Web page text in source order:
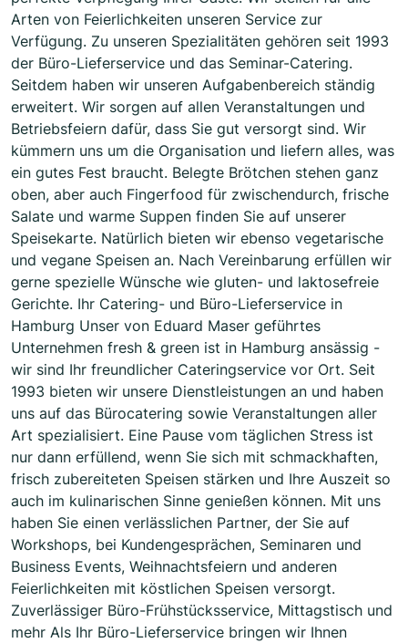
Arten von Feierlichkeiten unseren Service zur
Verfügung. Zu unseren Spezialitäten gehören seit 1993
der Büro-Lieferservice und das Seminar-Catering.
Seitdem haben wir unseren Aufgabenbereich ständig
erweitert. Wir sorgen auf allen Veranstaltungen und
Betriebsfeiern dafür, dass Sie gut versorgt sind. Wir
kümmern uns um die Organisation und liefern alles, was
ein gutes Fest braucht. Belegte Brötchen stehen ganz
oben, aber auch Fingerfood für zwischendurch, frische
Salate und warme Suppen finden Sie auf unserer
Speisekarte. Natürlich bieten wir ebenso vegetarische
und vegane Speisen an. Nach Vereinbarung erfüllen wir
gerne spezielle Wünsche wie gluten- und laktosefreie
Gerichte. Ihr Catering- und Büro-Lieferservice in
Hamburg Unser von Eduard Maser geführtes
Unternehmen fresh & green ist in Hamburg ansässig -
wir sind Ihr freundlicher Cateringservice vor Ort. Seit
1993 bieten wir unsere Dienstleistungen an und haben
uns auf das Büro­catering sowie Veranstaltungen aller
Art spezialisiert. Eine Pause vom täglichen Stress ist
nur dann erfüllend, wenn Sie sich mit schmackhaften,
frisch zubereiteten Speisen stärken und Ihre Auszeit so
auch im kulinarischen Sinne genießen können. Mit uns
haben Sie einen verlässlichen Partner, der Sie auf
Workshops, bei Kundengesprächen, Seminaren und
Business Events, Weihnachtsfeiern und anderen
Feierlichkeiten mit köstlichen Speisen versorgt.
Zuverlässiger Büro-Frühstücksservice, Mittagstisch und
mehr Als Ihr Büro-Lieferservice bringen wir Ihnen